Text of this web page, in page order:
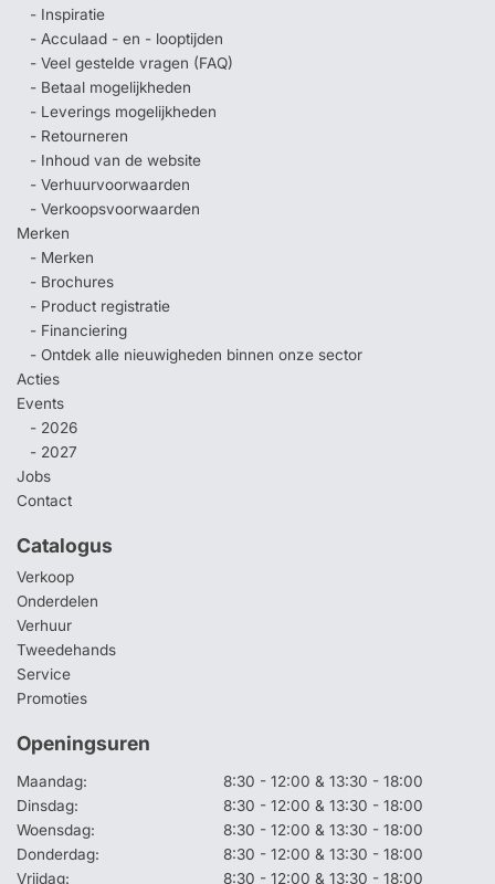
- Inspiratie
- Acculaad - en - looptijden
- Veel gestelde vragen (FAQ)
- Betaal mogelijkheden
- Leverings mogelijkheden
- Retourneren
- Inhoud van de website
- Verhuurvoorwaarden
- Verkoopsvoorwaarden
Merken
- Merken
- Brochures
- Product registratie
- Financiering
- Ontdek alle nieuwigheden binnen onze sector
Acties
Events
- 2026
- 2027
Jobs
Contact
Catalogus
Verkoop
Onderdelen
Verhuur
Tweedehands
Service
Promoties
Openingsuren
Maandag:
8:30 - 12:00 & 13:30 - 18:00
Dinsdag:
8:30 - 12:00 & 13:30 - 18:00
Woensdag:
8:30 - 12:00 & 13:30 - 18:00
Donderdag:
8:30 - 12:00 & 13:30 - 18:00
Vrijdag:
8:30 - 12:00 & 13:30 - 18:00